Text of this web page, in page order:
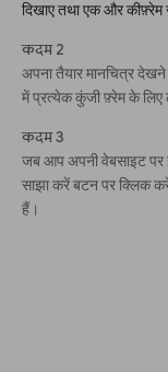
दिखाए तथा एक और कीफ़्रेम
कदम 2
अपना तैयार मानचित्र
में प्रत्येक कुंजी फ़्रेम के
कदम 3
जब आप अपनी वेबसाइट पर
साझा करें बटन पर क्लिक
हैं।